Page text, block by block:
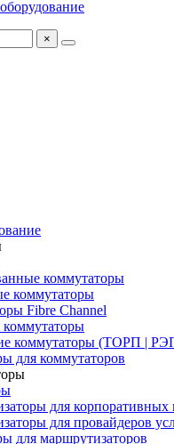
×
коммутаторы
коммутаторы
Fibre Channel
коммутаторы
коммутаторы (ТОРП |
для коммутаторов
для корпоративных
для провайдеров
для маршрутизаторов